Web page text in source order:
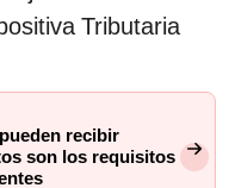
Tributaria
recibir
son los requisitos